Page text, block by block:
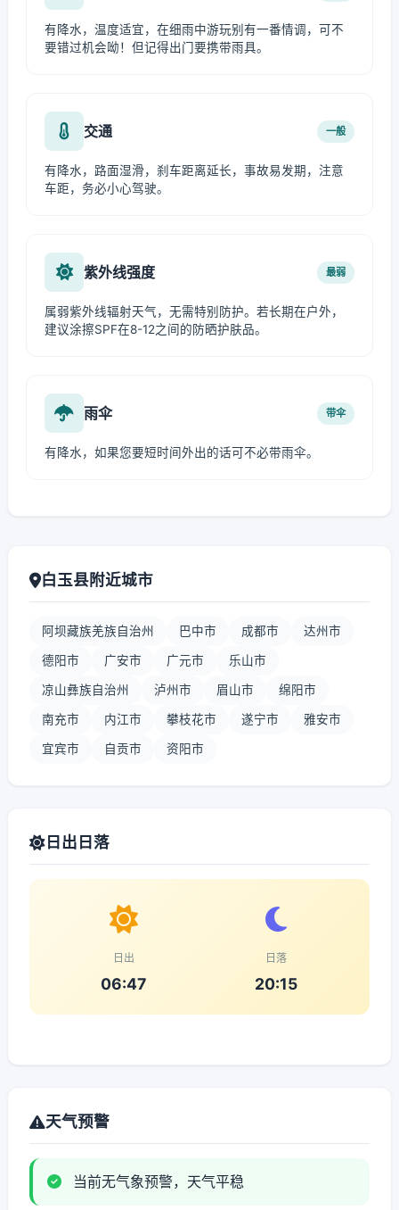
有降水，温度适宜，在细雨中游玩别有一番情调，可不
要错过机会呦！但记得出门要携带雨具。
交通 一般
有降水，路面湿滑，刹车距离延长，事故易发期，注意
车距，务必小心驾驶。
紫外线强度 最弱
属弱紫外线辐射天气，无需特别防护。若长期在户外，
建议涂擦SPF在8-12之间的防晒护肤品。
雨伞 带伞
有降水，如果您要短时间外出的话可不必带雨伞。
白玉县附近城市
阿坝藏族羌族自治州 巴中市 成都市 达州市
德阳市 广安市 广元市 乐山市
凉山彝族自治州 泸州市 眉山市 绵阳市
南充市 内江市 攀枝花市 遂宁市 雅安市
宜宾市 自贡市 资阳市
日出日落
日出
06:47
日落
20:15
天气预警
当前无气象预警，天气平稳